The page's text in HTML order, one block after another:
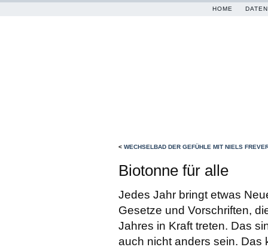
HOME
< WECHSELBAD DER GEFÜHLE MIT NIELS
Biotonne für alle
Jedes Jahr bringt etwas
Gesetze und Vorschriften,
Jahres in Kraft treten. Das
auch nicht anders sein. Das